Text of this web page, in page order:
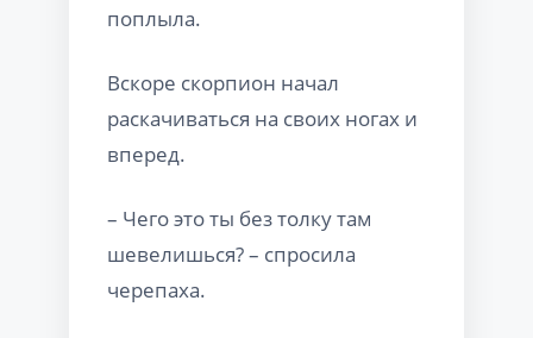
поплыла.
Вскоре скорпион начал
раскачиваться на своих ногах и
вперед.
– Чего это ты без толку там
шевелишься? – спросила
черепаха.